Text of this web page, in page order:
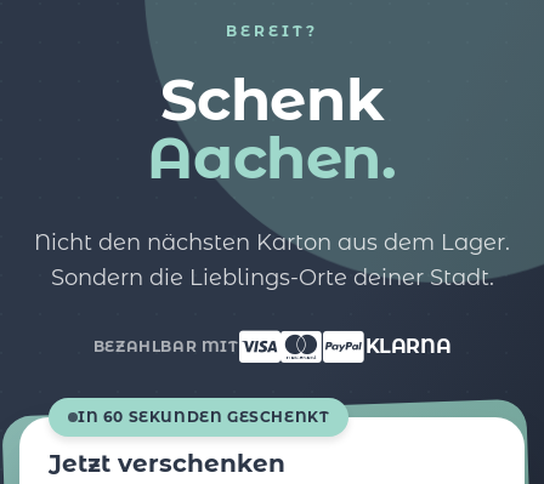
BEREIT?
Schenk
Aachen.
Nicht den nächsten Karton aus dem Lager.
Sondern die Lieblings-Orte deiner Stadt.
BEZAHLBAR MIT KLARNA
IN 60 SEKUNDEN GESCHENKT
Jetzt verschenken